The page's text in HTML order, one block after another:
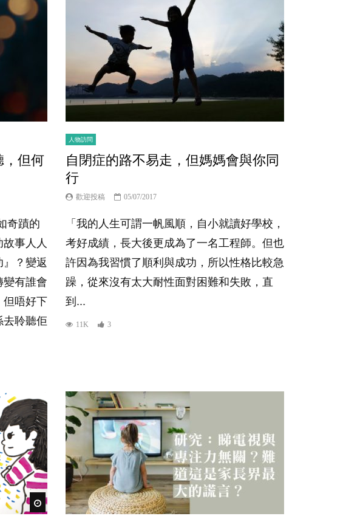
，但何
奇蹟的
事人人
？變返
變有誰會
但唔好下
去聆聽佢
人物訪問
自閉症的路不易走，但媽媽會與你同
行
歡迎投稿 05/07/2017
「我的人生可謂一帆風順，自小就讀好學校，
考好成績，長大後更成為了一名工程師。但也
許因為我習慣了順利與成功，所以性格比較急
躁，從來沒有太大耐性面對困難和失敗，直
到...
11K 3
Watch Later